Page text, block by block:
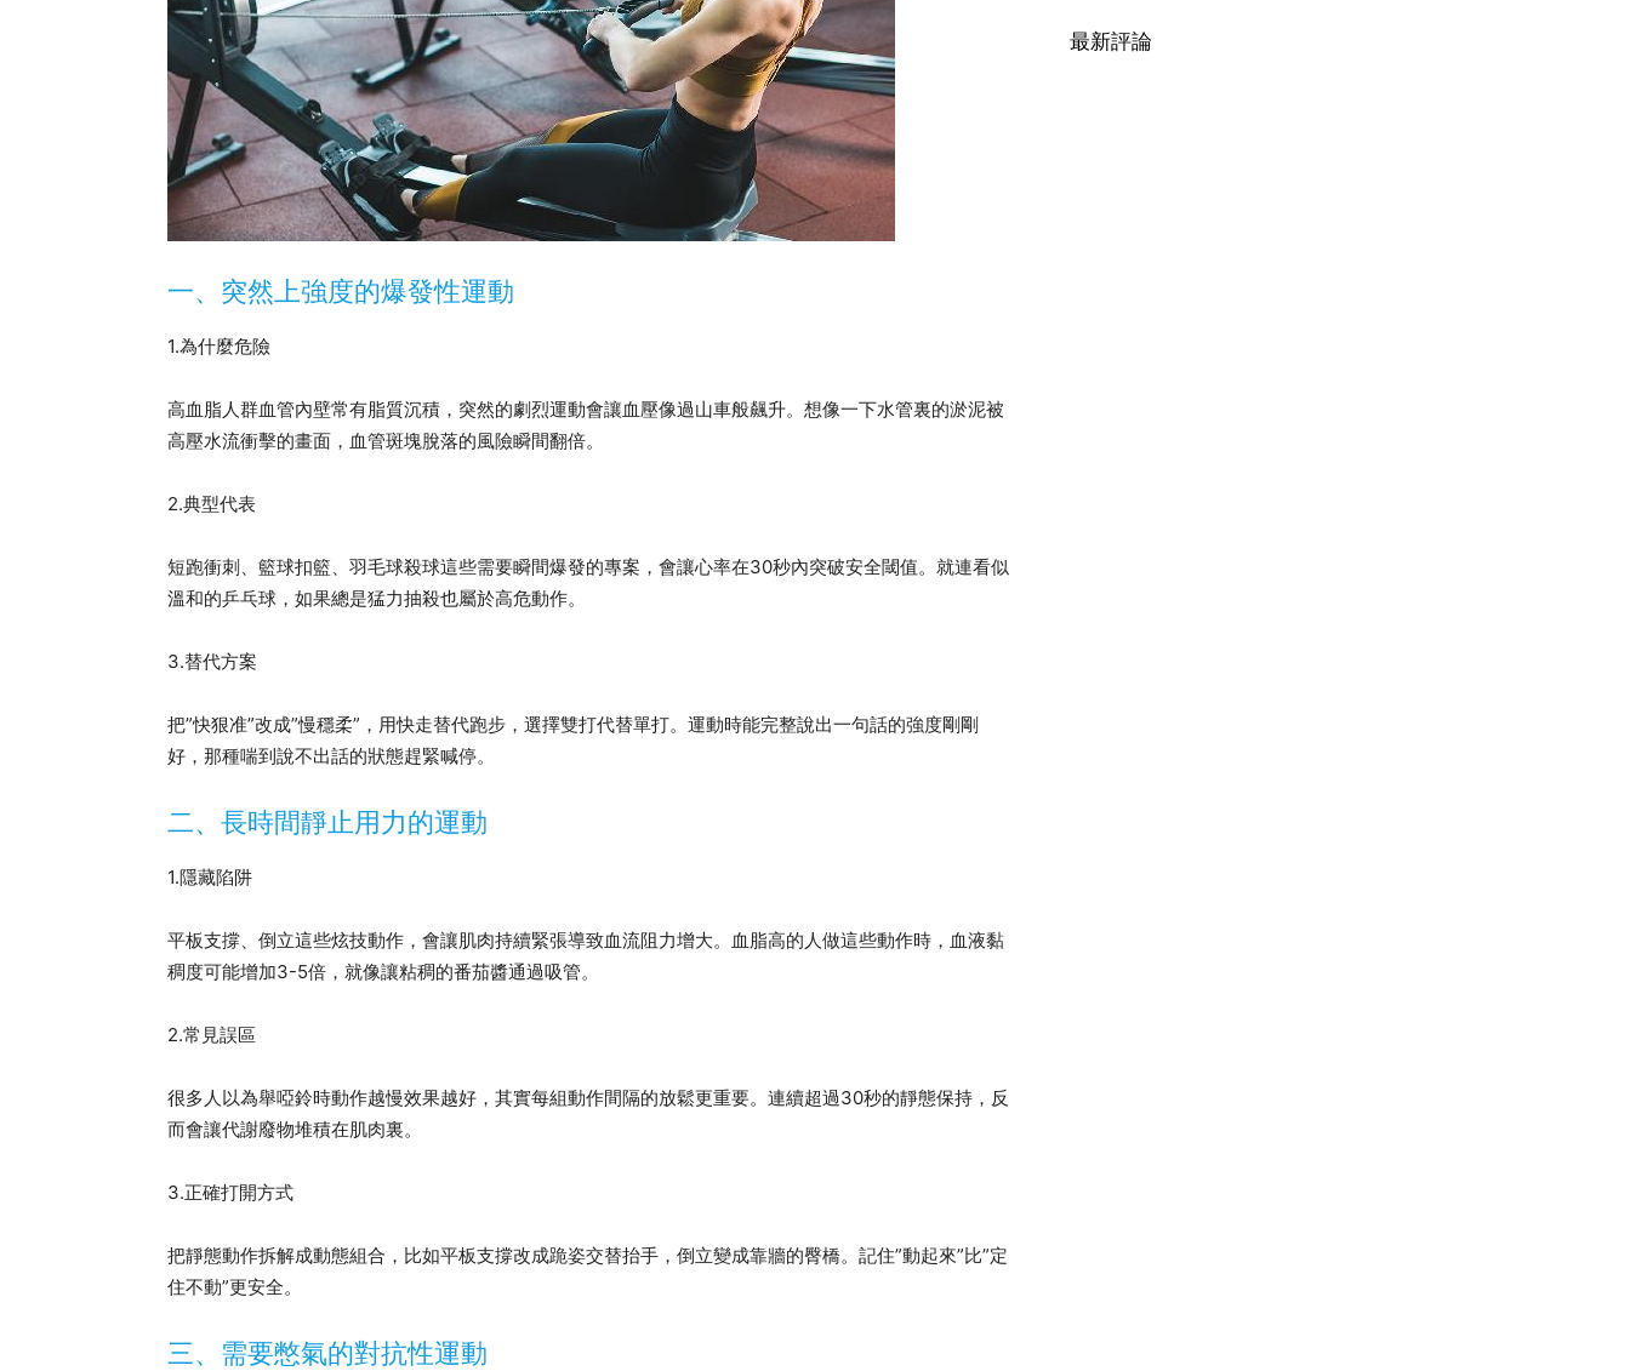
一、突然上強度的爆發性運動
1.為什麼危險
高血脂人群血管內壁常有脂質沉積，突然的劇烈運動會讓血壓像過山車般飆升。想像一下水管裏的淤泥被
高壓水流衝擊的畫面，血管斑塊脫落的風險瞬間翻倍。
2.典型代表
短跑衝刺、籃球扣籃、羽毛球殺球這些需要瞬間爆發的專案，會讓心率在30秒內突破安全閾值。就連看似
溫和的乒乓球，如果總是猛力抽殺也屬於高危動作。
3.替代方案
把”快狠准”改成”慢穩柔”，用快走替代跑步，選擇雙打代替單打。運動時能完整說出一句話的強度剛剛
好，那種喘到說不出話的狀態趕緊喊停。
二、長時間靜止用力的運動
1.隱藏陷阱
平板支撐、倒立這些炫技動作，會讓肌肉持續緊張導致血流阻力增大。血脂高的人做這些動作時，血液黏
稠度可能增加3-5倍，就像讓粘稠的番茄醬通過吸管。
2.常見誤區
很多人以為舉啞鈴時動作越慢效果越好，其實每組動作間隔的放鬆更重要。連續超過30秒的靜態保持，反
而會讓代謝廢物堆積在肌肉裏。
3.正確打開方式
把靜態動作拆解成動態組合，比如平板支撐改成跪姿交替抬手，倒立變成靠牆的臀橋。記住”動起來”比”定
住不動”更安全。
三、需要憋氣的對抗性運動
最新評論